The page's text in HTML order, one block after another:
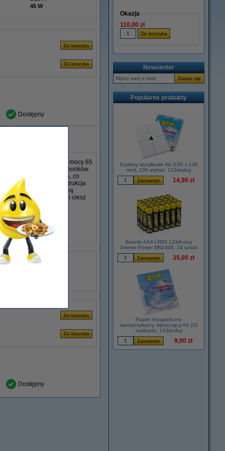
45 W
Dostępny
C w wersji 123drukuj o mocy 65
MacBooków i Ultrabooków.
20 V i natężenie 2,25 A, co
i lekka konstrukcja
Warto mieć dodatkową
jakości 123drukuj i ciesz
rozwiązanie do
ADR00261
Dostępny
Okazja
110,00 zł
Newsletter
Popularne produkty
Etykiety wysyłkowe A6 (105 x 148
mm), 100 etykiet, 123drukuj
14,90 zł
Baterie AAA LR03 123drukuj
Xtreme Power MN2400, 24 sztuki
35,00 zł
Papier fotograficzny
samoprzylepny, błyszczący A4 (10
naklejek), 123drukuj
9,90 zł